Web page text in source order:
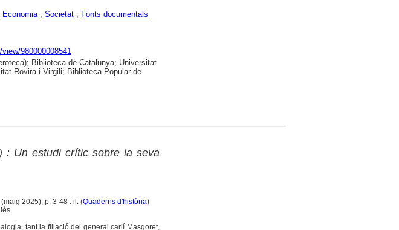
Economia; Societat; Fonts documentals
980000008541
Biblioteca de Catalunya; Universitat
Rovira i Virgili; Biblioteca Popular de
: Un estudi crític sobre la seva
2025), p. 3-48 : il. (Quaderns d'història)
tant la filiació del general carlí Masgoret,